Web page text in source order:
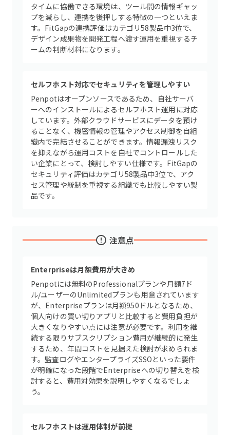
タイムに協働できる環境は、ツール間の情報ギャッ
プを減らし、連携を後押しする特徴の一つといえま
す。FitGapの連携評価はカテゴリ58製品中3位で、
デザイン成果物を開発工程へ渡す運用を重視するチ
ームの判断材料になります。
セルフホスト対応でセキュリティを管理しやすい
Penpotはオープンソースであるため、自社サーバ
ーへのインストールによるセルフホスト運用に対応
しています。外部クラウドサービスにデータを預け
ることなく、機密情報の管理やアクセス制御を自組
織内で完結させることができます。情報漏洩リスク
を抑えながら運用コストを自社でコントロールした
い企業にとって、検討しやすい仕様です。FitGapの
セキュリティ評価はカテゴリ58製品中3位で、アク
セス管理や統制を重視する組織でも比較しやすい製
品です。
注意点
Enterpriseは月額費用が大きめ
Penpotには無料のProfessionalプランや月額7ド
ル/ユーザーのUnlimitedプランも用意されています
が、Enterpriseプランは月額950ドルとなるため、
個人向けの買い切りアプリと比較すると費用負担が
大きくなりやすい点には注意が必要です。利用を継
続する限りサブスクリプション費用が継続的に発生
するため、年間コストを見据えた検討が求められま
す。監査ログやエンタープライズSSOといった要件
が明確になった段階でEnterpriseへの切り替えを検
討すると、費用対効果を説明しやすくなるでしょ
う。
セルフホストは運用体制が前提